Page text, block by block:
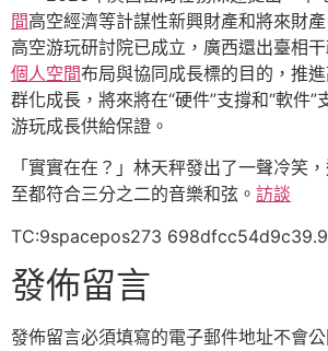
間高空經濟等計謀性新興財產和將來財
高空游玩研討院已成立，廣西還出臺相
個人空間布局與協同成長標的目的，推
群化成長，將來將在“硬件”支撐和“軟件”
游玩成長供給保證。
「實實在在？」林天秤發出了一聲冷笑
至都符合三分之二的音樂和弦。 訪談
TC:9spacepos273
發佈留言
發佈留言必須填寫的電子郵件地址不會公